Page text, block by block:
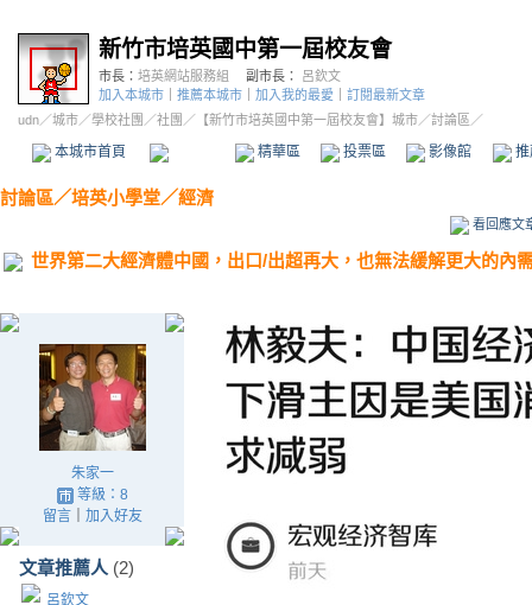
新竹市培英國中第一屆校友會
市長： 培英網站服務組 副市長：
呂欽文
加入本城市
推薦本城市 加入我的最愛
訂閱最新文章
udn／城市／學校社團 ／社團 ／ 【新竹市培英國中第一屆校友會】城市／討論區／
本城市首頁 精華區 投票區 影像館
討論區／培英小學堂／經濟
看回應文
世界第二大經濟體中國，出口/出超再大，也無法緩解更大的內
朱家一
等級：8
留言｜ 加入好友
文章推薦人 (2)
呂欽文